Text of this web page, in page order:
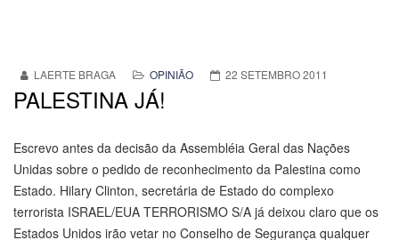
LAERTE BRAGA OPINIÃO 22 SETEMBRO 2011
PALESTINA JÁ!
Escrevo antes da decisão da Assembléia Geral das Nações
Unidas sobre o pedido de reconhecimento da Palestina como
Estado. Hilary Clinton, secretária de Estado do complexo
terrorista ISRAEL/EUA TERRORISMO S/A já deixou claro que os
Estados Unidos irão vetar no Conselho de Segurança qualquer